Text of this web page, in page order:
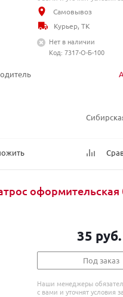
Самовывоз
Курьер, ТК
Нет в наличии
Код: 7317-О-Б-100
оформительская
35 руб.
Под заказ
Наши менеджеры
с вами и уточнят условия